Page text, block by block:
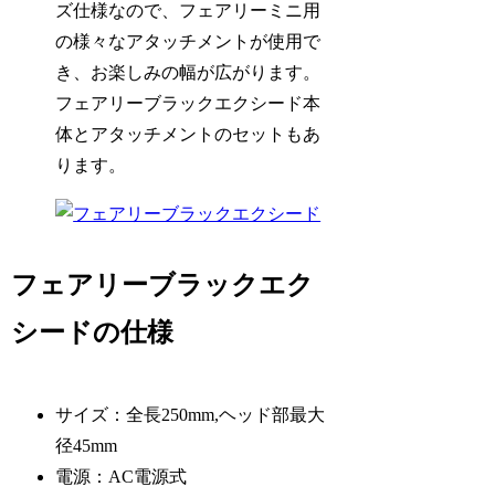
ズ仕様なので、フェアリーミニ用
の様々なアタッチメントが使用で
き、お楽しみの幅が広がります。
フェアリーブラックエクシード本
体とアタッチメントのセットもあ
ります。
フェアリーブラックエク
シードの仕様
サイズ：全長250mm,ヘッド部最大
径45mm
電源：AC電源式